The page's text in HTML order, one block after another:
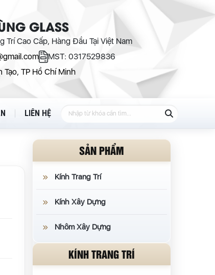
GLASS
Trí Cao Cấp, Hàng Đầu Tại Việt Nam
MST: 0317529836
TP Hồ Chí Minh
LIÊN HỆ
SẢN PHẨM
Kính Trang Trí
Kính Xây Dựng
Nhôm Xây Dựng
KÍNH TRANG TRÍ